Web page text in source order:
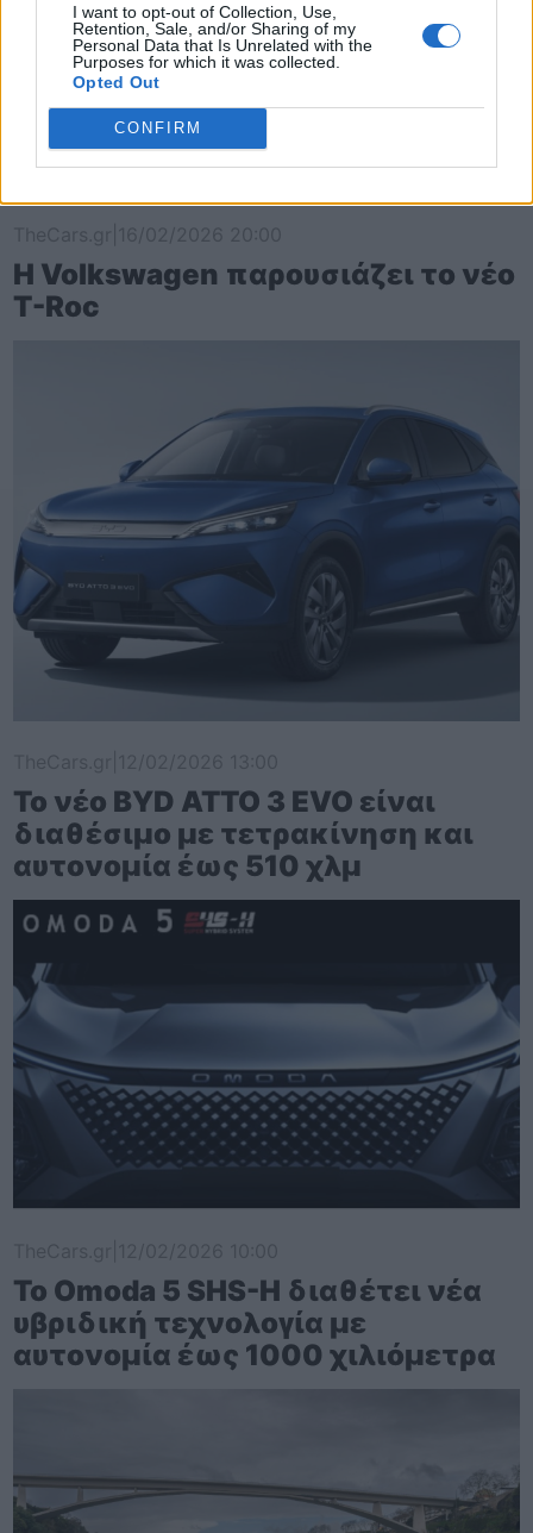
I want to opt-out of Collection, Use,
Retention, Sale, and/or Sharing of my
Personal Data that Is Unrelated with the
Purposes for which it was collected.
Opted Out
CONFIRM
Η Volkswagen παρουσιάζει το νέο
T-Roc
Το νέο BYD ATTO 3 EVO είναι
διαθέσιμο με τετρακίνηση και
αυτονομία έως 510 χλμ
Το Omoda 5 SHS-H διαθέτει νέα
υβριδική τεχνολογία με
αυτονομία έως 1000 χιλιόμετρα